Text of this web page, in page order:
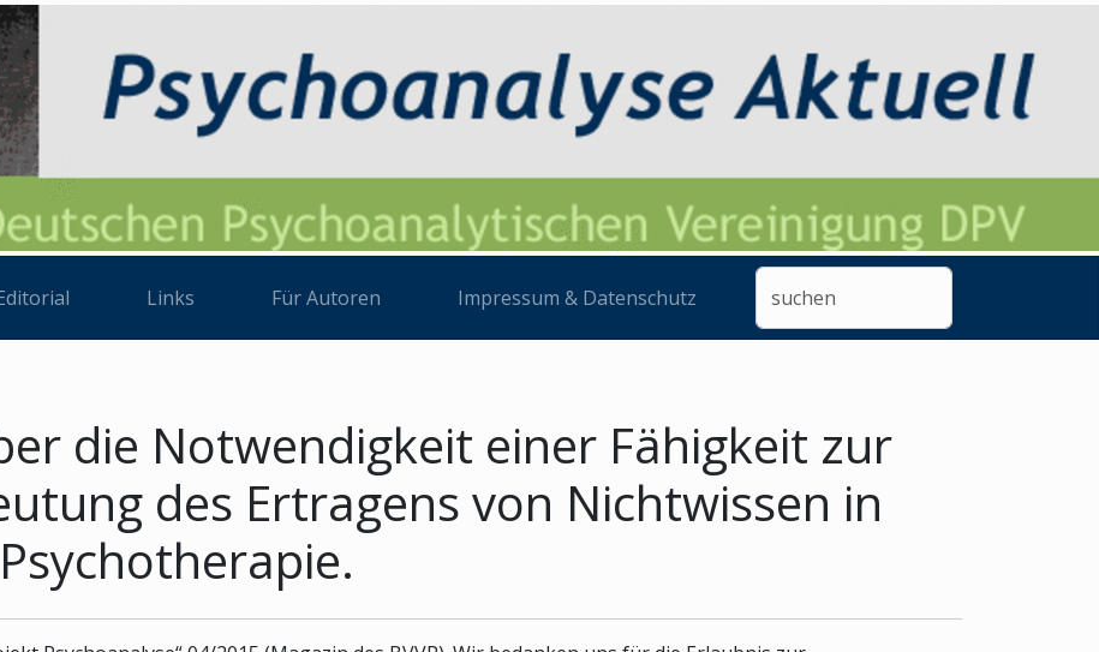
Links Für Autoren Impressum & Datenschutz
die Notwendigkeit einer Fähigkeit zur
des Ertragens von Nichtwissen in